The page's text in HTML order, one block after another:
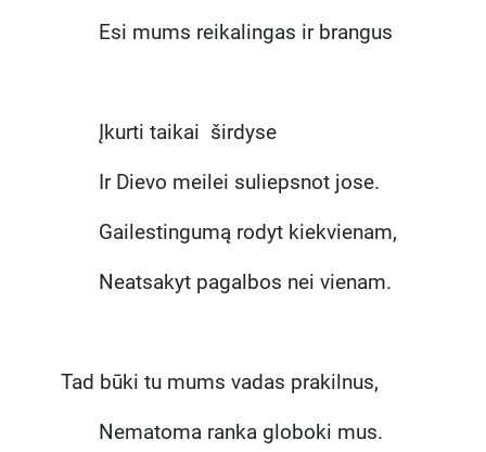
Esi mums reikalingas ir brangus
Įkurti taikai širdyse
Ir Dievo meilei suliepsnot jose.
Gailestingumą rodyt kiekvienam,
Neatsakyt pagalbos nei vienam.
Tad būki tu mums vadas prakilnus,
Nematoma ranka globoki mus.